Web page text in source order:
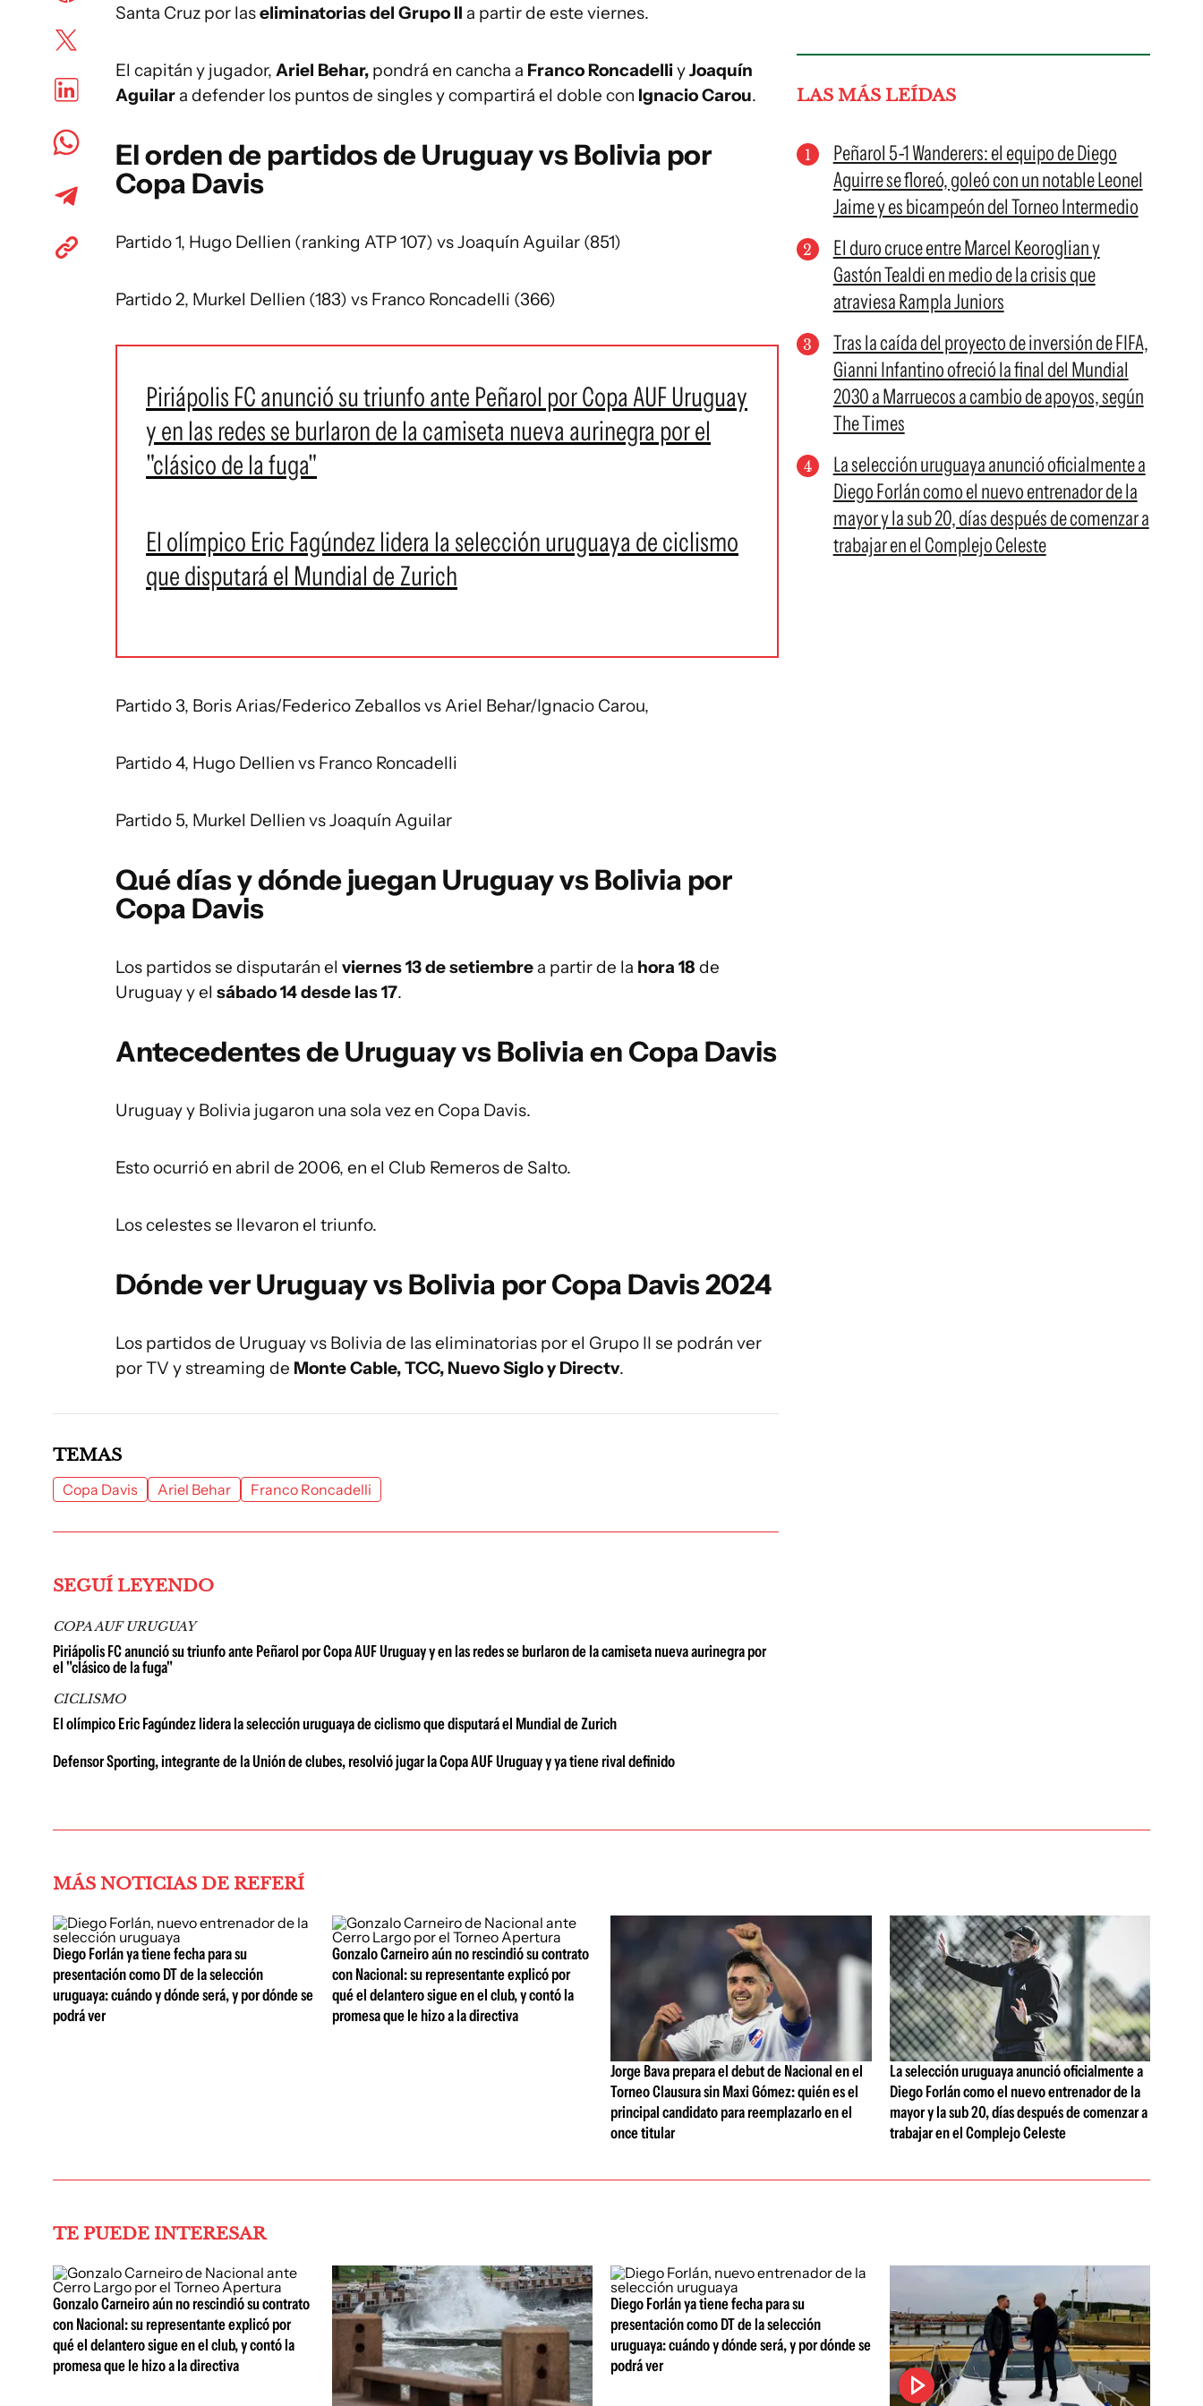
Santa Cruz por laseliminatorias del Grupo II a partir de este viernes.
El capitán y jugador, Ariel Behar, pondrá en cancha a Franco Roncadelli yJoaquín
Aguilar a defender los puntos de singles y compartirá el doble con Ignacio Carou.
El orden de partidos de Uruguay vs Bolivia por
Copa Davis
Partido 1, Hugo Dellien (ranking ATP 107) vs Joaquín Aguilar (851)
Partido 2, Murkel Dellien (183) vs Franco Roncadelli (366)
Piriápolis FC anunció su triunfo ante Peñarol por Copa AUF Uruguay
y en las redes se burlaron de la camiseta nueva aurinegra por el
"clásico de la fuga"
El olímpico Eric Fagúndez lidera la selección uruguaya de ciclismo
que disputará el Mundial de Zurich
Partido 3, Boris Arias/Federico Zeballos vs Ariel Behar/Ignacio Carou,
Partido 4, Hugo Dellien vs Franco Roncadelli
Partido 5, Murkel Dellien vs Joaquín Aguilar
Qué días y dónde juegan Uruguay vs Bolivia por
Copa Davis
Los partidos se disputarán el viernes 13 de setiembre a partir de la hora 18 de
Uruguay y el sábado 14 desde las 17.
Antecedentes de Uruguay vs Bolivia en Copa Davis
Uruguay y Bolivia jugaron una sola vez en Copa Davis.
Esto ocurrió en abril de 2006, en el Club Remeros de Salto.
Los celestes se llevaron el triunfo.
Dónde ver Uruguay vs Bolivia por Copa Davis 2024
Los partidos de Uruguay vs Bolivia de las eliminatorias por el Grupo II se podrán ver
por TV y streaming de Monte Cable, TCC, Nuevo Siglo y Directv.
LAS MÁS LEÍDAS
Peñarol 5-1 Wanderers: el equipo de Diego
Aguirre se floreó, goleó con un notable Leonel
Jaime y es bicampeón del Torneo Intermedio
El duro cruce entre Marcel Keoroglian y
Gastón Tealdi en medio de la crisis que
atraviesa Rampla Juniors
Tras la caída del proyecto de inversión de FIFA,
Gianni Infantino ofreció la final del Mundial
2030 a Marruecos a cambio de apoyos, según
The Times
La selección uruguaya anunció oficialmente a
Diego Forlán como el nuevo entrenador de la
mayor y la sub 20, días después de comenzar a
trabajar en el Complejo Celeste
TEMAS
Copa Davis Ariel Behar Franco Roncadelli
SEGUÍ LEYENDO
COPA AUF URUGUAY
Piriápolis FC anunció su triunfo ante Peñarol por Copa AUF Uruguay y en las redes se burlaron de la camiseta nueva aurinegra por
el "clásico de la fuga"
CICLISMO
El olímpico Eric Fagúndez lidera la selección uruguaya de ciclismo que disputará el Mundial de Zurich
Defensor Sporting, integrante de la Unión de clubes, resolvió jugar la Copa AUF Uruguay y ya tiene rival definido
MÁS NOTICIAS DE REFERÍ
Diego Forlán ya tiene fecha para su
presentación como DT de la selección
uruguaya: cuándo y dónde será, y por dónde se
podrá ver
Gonzalo Carneiro aún no rescindió su contrato
con Nacional: su representante explicó por
qué el delantero sigue en el club, y contó la
promesa que le hizo a la directiva
Jorge Bava prepara el debut de Nacional en el
Torneo Clausura sin Maxi Gómez: quién es el
principal candidato para reemplazarlo en el
once titular
La selección uruguaya anunció oficialmente a
Diego Forlán como el nuevo entrenador de la
mayor y la sub 20, días después de comenzar a
trabajar en el Complejo Celeste
TE PUEDE INTERESAR
Gonzalo Carneiro aún no rescindió su contrato
con Nacional: su representante explicó por
qué el delantero sigue en el club, y contó la
promesa que le hizo a la directiva
Diego Forlán ya tiene fecha para su
presentación como DT de la selección
uruguaya: cuándo y dónde será, y por dónde se
podrá ver